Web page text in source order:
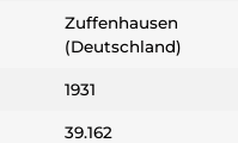
Zuffenhausen
(Deutschland)
1931
39.162